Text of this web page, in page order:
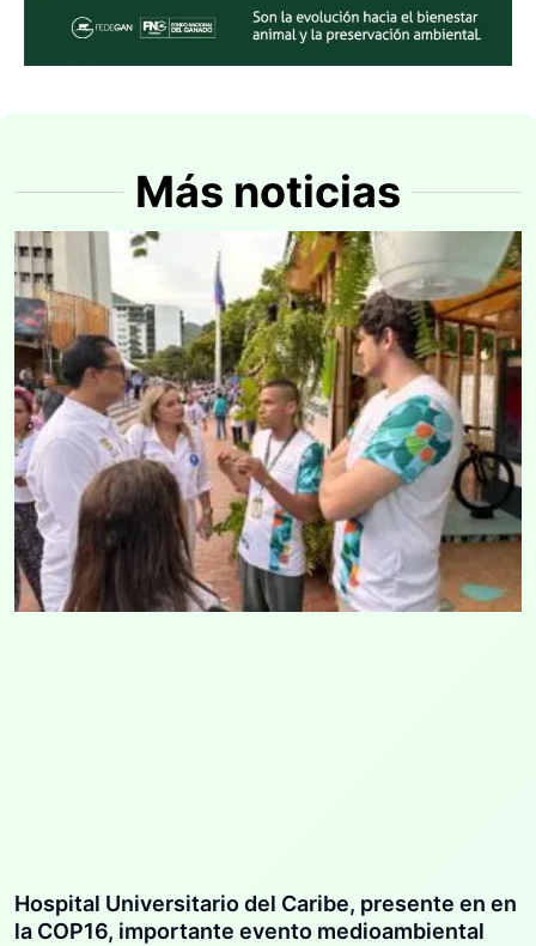
Más noticias
Hospital Universitario del Caribe, presente en en
la COP16, importante evento medioambiental